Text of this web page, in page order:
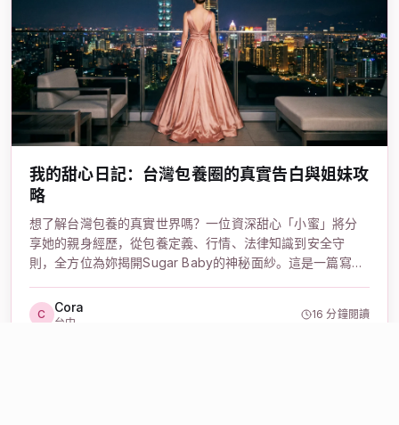
我的甜心日記：台灣包養圈的真實告白與姐妹攻
略
想了解台灣包養的真實世界嗎？一位資深甜心「小蜜」將分
享她的親身經歷，從包養定義、行情、法律知識到安全守
則，全方位為妳揭開Sugar Baby的神秘面紗。這是一篇寫給
係。
C Cora
台中
16 分鐘閱讀